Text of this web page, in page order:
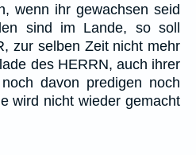
wenn ihr gewachsen seid
sind im Lande, so soll
zur selben Zeit nicht mehr
des HERRN, auch ihrer
davon predigen noch
wird nicht wieder gemacht